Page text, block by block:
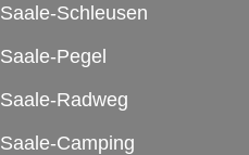
Saale-Schleusen
Saale-Pegel
Saale-Radweg
Saale-Camping